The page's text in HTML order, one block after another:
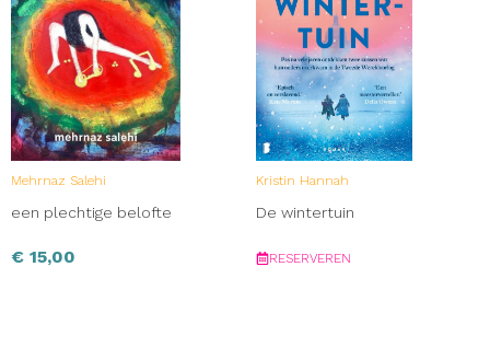
Mehrnaz Salehi
een plechtige belofte
€ 15,00
Kristin Hannah
De wintertuin
RESERVEREN